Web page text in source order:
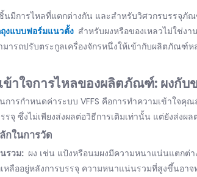
มีการไหลที่แตกต่างกัน และสำหรับวิศวกรบรรจุภัณ
งแบบฟอร์มแนวตั้ง สำหรับผงหรือของเหลวไม่ใช่
ารถปรับตระกูลเครื่องจักรหนึ่งให้เข้ากับผลิตภัณฑ์
ข้าใจการไหลของผลิตภัณฑ์: ผงกั
ารกำหนดค่าระบบ VFFS คือการทำความเข้าใจ
รจุ ซึ่งไม่เพียงส่งผลต่อวิธีการเติมเท่านั้น แต่ยังส่ง
ในการวัด
รวม: ผง เช่น แป้งหรือนมผงมีความหนาแน่นแตกต่
หลืออยู่หลังการบรรจุ ความหนาแน่นรวมที่สูงขึ้นอา